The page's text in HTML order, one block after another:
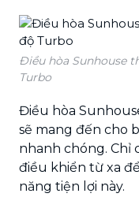
Điều hòa Sunhouse
Turbo
Điều hòa
sẽ mang đến cho
nhanh chóng. Chỉ
điều khiển từ xa
năng tiện lợi này.